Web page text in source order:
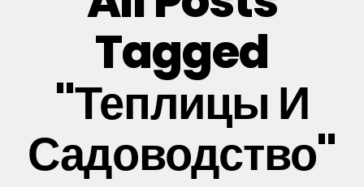
Tagged
"теплицы И
Садоводство"